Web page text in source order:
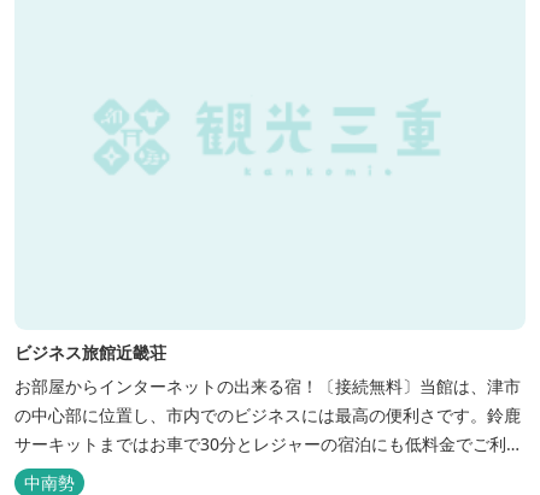
ビジネス旅館近畿荘
お部屋からインターネットの出来る宿！〔接続無料〕当館は、津市
の中心部に位置し、市内でのビジネスには最高の便利さです。鈴鹿
サーキットまではお車で30分とレジャーの宿泊にも低料金でご利用
いただけます。
中南勢